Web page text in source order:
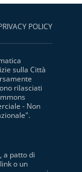
POLICY
sulla Città
rilasciati
- Non
".
a patto di
o un